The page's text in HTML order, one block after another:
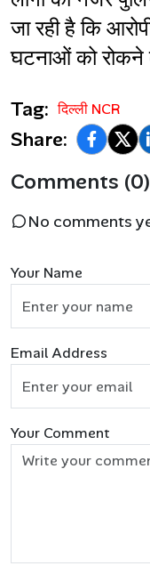
जा रही है कि
घटनाओं को रोकने
Tag: दिल्ली NCR
Share:
Comments (0)
No comments
Your Name
Email Address
Your Comment